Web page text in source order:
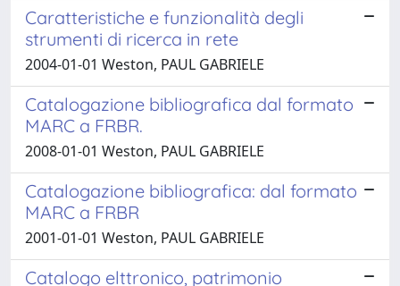
Caratteristiche e funzionalità degli
strumenti di ricerca in rete
2004-01-01 Weston, PAUL GABRIELE
Catalogazione bibliografica dal formato
MARC a FRBR.
2008-01-01 Weston, PAUL GABRIELE
Catalogazione bibliografica: dal formato
MARC a FRBR
2001-01-01 Weston, PAUL GABRIELE
Catalogo elttronico, patrimonio